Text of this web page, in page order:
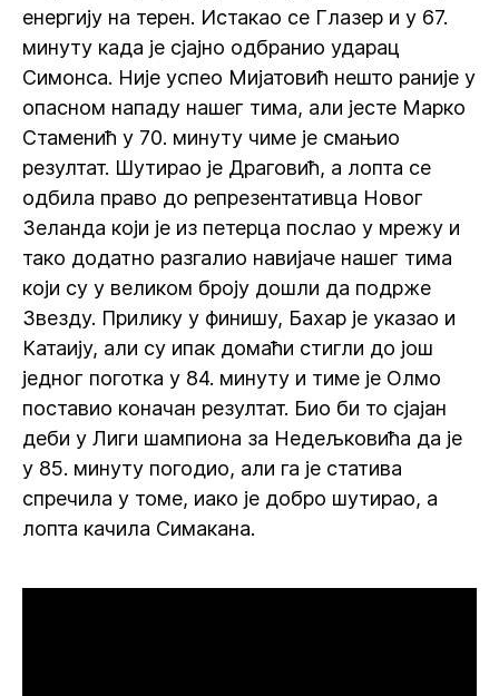
енергију на терен. Истакао се Глазер и у 67.
минуту када је сјајно одбранио ударац
Симонса. Није успео Мијатовић нешто раније у
опасном нападу нашег тима, али јесте Марко
Стаменић у 70. минуту чиме је смањио
резултат. Шутирао је Драговић, а лопта се
одбила право до репрезентативца Новог
Зеланда који је из петерца послао у мрежу и
тако додатно разгалио навијаче нашег тима
који су у великом броју дошли да подрже
Звезду. Прилику у финишу, Бахар је указао и
Катаију, али су ипак домаћи стигли до још
једног поготка у 84. минуту и тиме је Олмо
поставио коначан резултат. Био би то сјајан
деби у Лиги шампиона за Недељковића да је
у 85. минуту погодио, али га је статива
спречила у томе, иако је добро шутирао, а
лопта качила Симакана.